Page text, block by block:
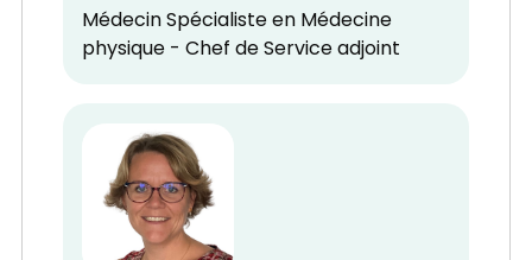
Médecin Spécialiste en Médecine
physique - Chef de Service adjoint